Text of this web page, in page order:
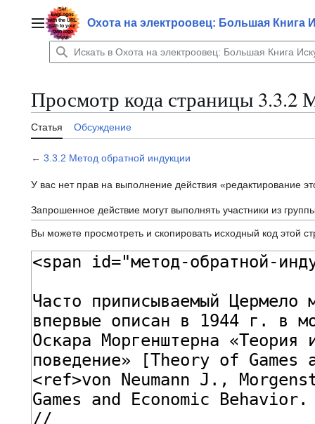
содержаниюГлавное менюОхота на электроовец: Большая Книга
Просмотр кода страницы 3.3.2
Статья Обсуждение
← 3.3.2 Метод обратной индукции
У вас нет прав на выполнение действия «редактирование
Запрошенное действие могут выполнять участники из
Вы можете просмотреть и скопировать исходный код этой